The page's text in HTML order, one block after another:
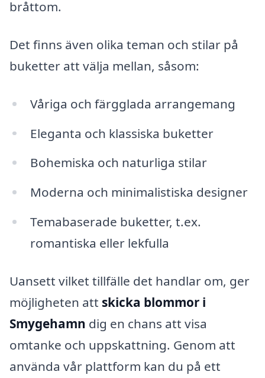
bråttom.
Det finns även olika teman och stilar på
buketter att välja mellan, såsom:
Våriga och färgglada arrangemang
Eleganta och klassiska buketter
Bohemiska och naturliga stilar
Moderna och minimalistiska designer
Temabaserade buketter, t.ex.
romantiska eller lekfulla
Uansett vilket tillfälle det handlar om, ger
möjligheten att skicka blommor i
Smygehamn dig en chans att visa
omtanke och uppskattning. Genom att
använda vår plattform kan du på ett